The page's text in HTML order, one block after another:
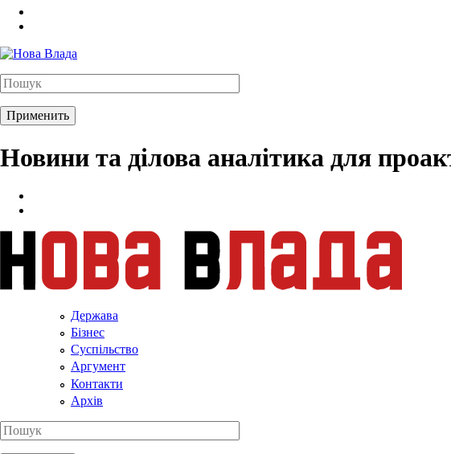
Новини та ділова аналітика для
Держава
Бізнес
Суспільство
Аргумент
Контакти
Архів